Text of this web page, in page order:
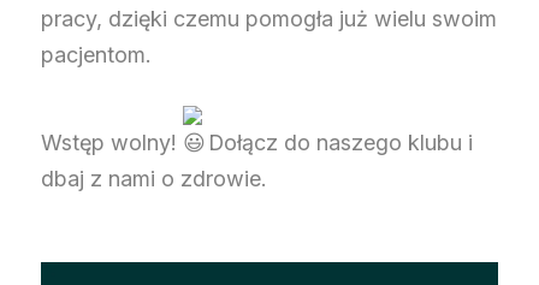
pracy, dzięki czemu pomogła już wielu swoim
pacjentom.
Wstęp wolny!
Dołącz do naszego klubu i
dbaj z nami o zdrowie.